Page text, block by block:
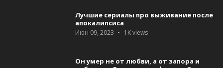
Лучшие сериалы про выживание после
апокалипсиса
Июн 09, 2023 1Kviews
Он умер не от любви, а от запора и